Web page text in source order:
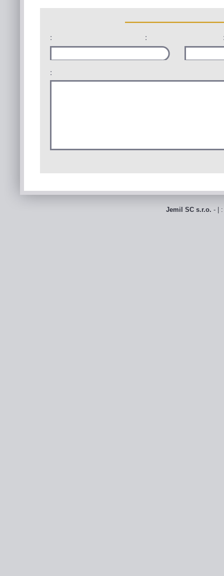
: :
:
Jemil SC s.r.o. - |